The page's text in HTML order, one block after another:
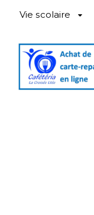
Vie scolaire